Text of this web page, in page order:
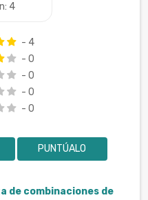
4
- 4
- 0
- 0
- 0
- 0
PUNTÚALO
de combinaciones de